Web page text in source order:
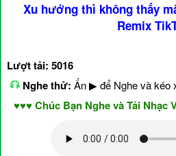
Xu hướng thì không thấy
Remix
Lượt tải: 5016
Nghe thử: Ấn ▶ để Nghe và kéo
Chúc Bạn Nghe và Tải Nhạc Vui